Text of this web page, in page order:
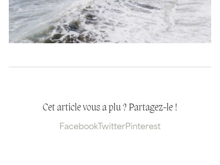
Cet article vous a plu ? Partagez-le !
Facebook TwitterPinterest